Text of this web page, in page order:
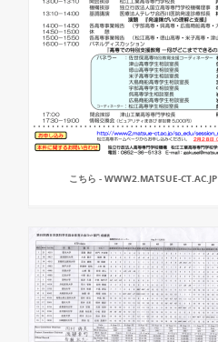
こちら - WWW2.MATSUE-CT.AC.JP